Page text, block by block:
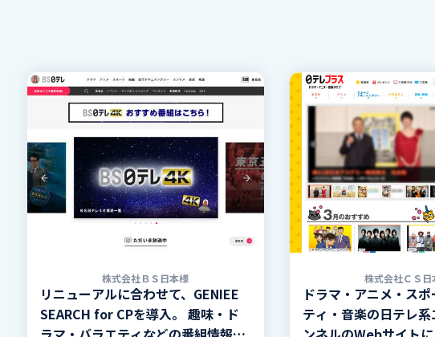
株式会社ＢＳ日本様
リニューアルに合わせて、GENIEE
SEARCH for CPを導入。 趣味・ド
株式会社ＣＳ日
ドラマ・アニメ・ス
ティ・音楽の日テレ